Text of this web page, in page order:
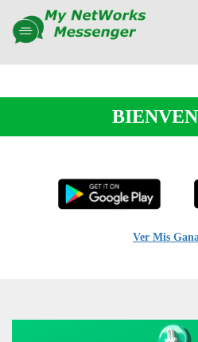
Ver Mis